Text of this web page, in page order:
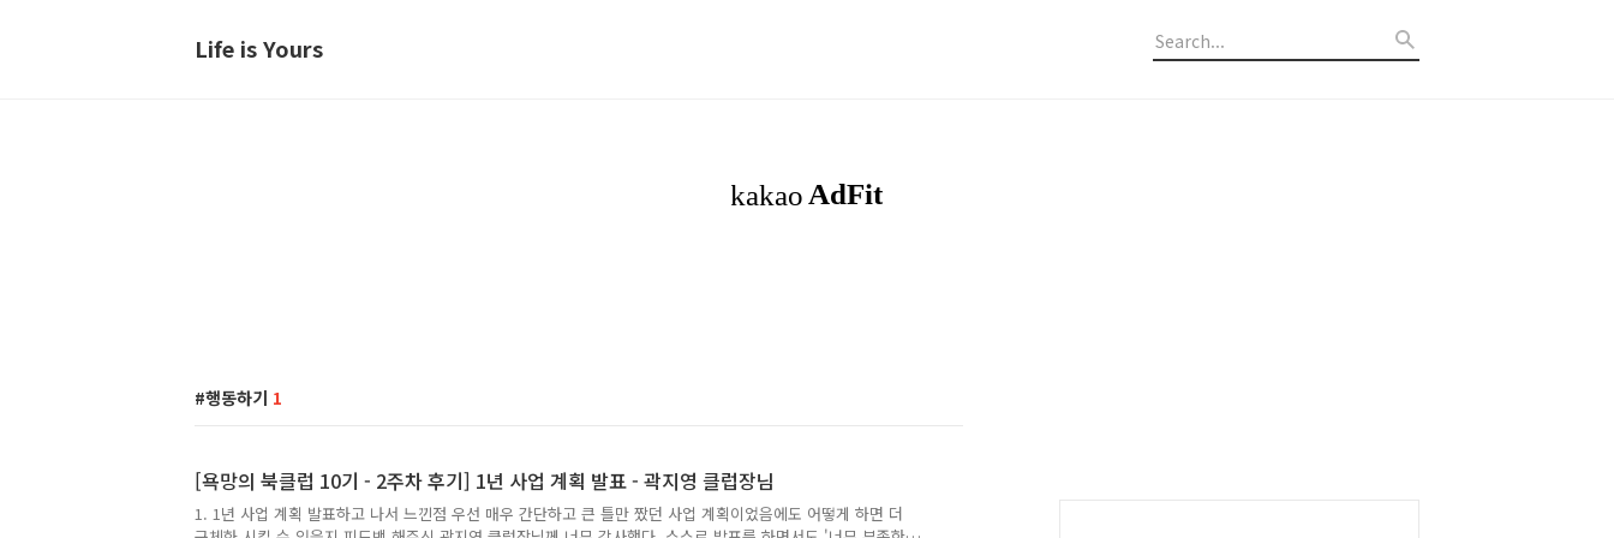
Life is Yours
행동하기 1
[욕망의 북클럽 10기 - 2주차 후기] 1년 사업 계획 발표 - 곽지영 클럽장님
1. 1년 사업 계획 발표하고 나서 느낀점 우선 매우 간단하고 큰 틀만 짰던 사업 계획이었음에도 어떻게 하면 더